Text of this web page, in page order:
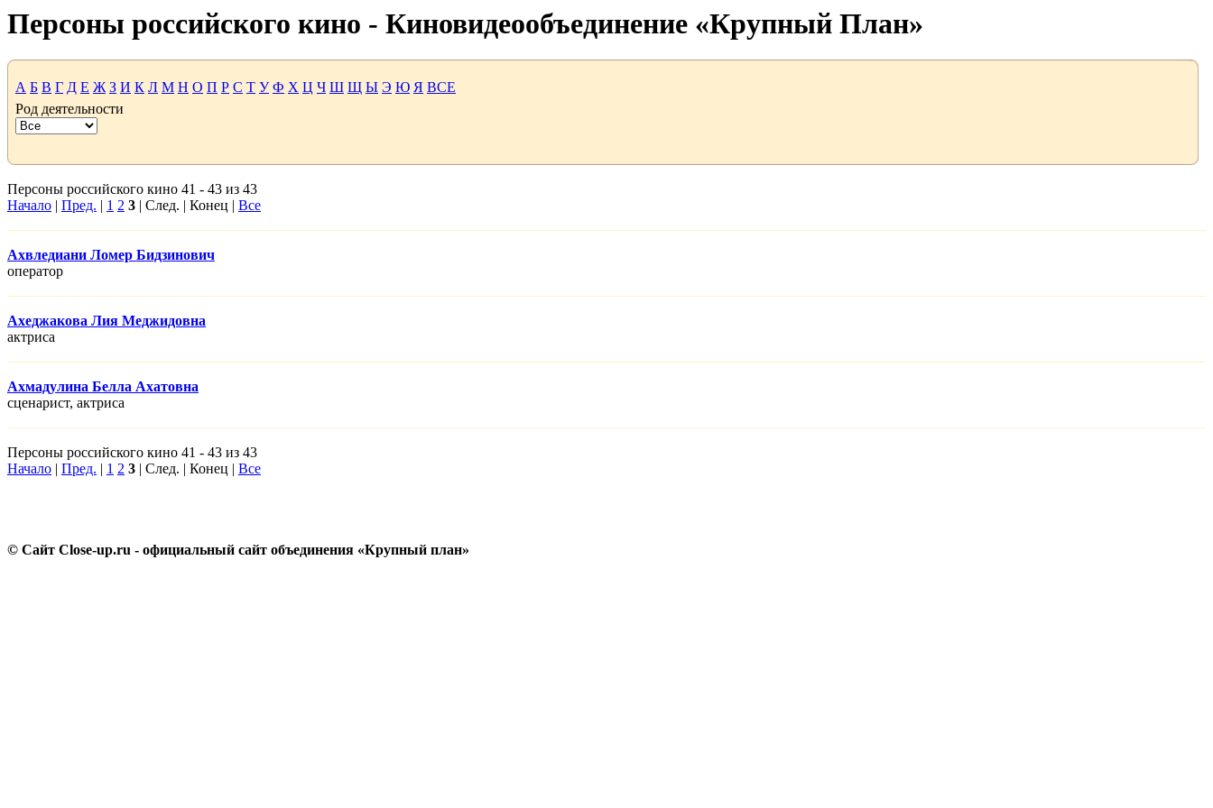
Персоны российского кино - Киновидеообъединение «Крупный План»
А Б В Г Д Е Ж З И К Л М Н О П Р С Т У Ф Х Ц Ч Ш Щ Ы Э Ю Я ВСЕ
Род деятельности
Персоны российского кино 41 - 43 из 43
Начало | Пред. | 1 2 3 | След. | Конец | Все
Ахвледиани Ломер Бидзинович
оператор
Ахеджакова Лия Меджидовна
актриса
Ахмадулина Белла Ахатовна
сценарист, актриса
Персоны российского кино 41 - 43 из 43
Начало | Пред. | 1 2 3 | След. | Конец | Все
© Сайт Close-up.ru - официальный сайт объединения «Крупный план»